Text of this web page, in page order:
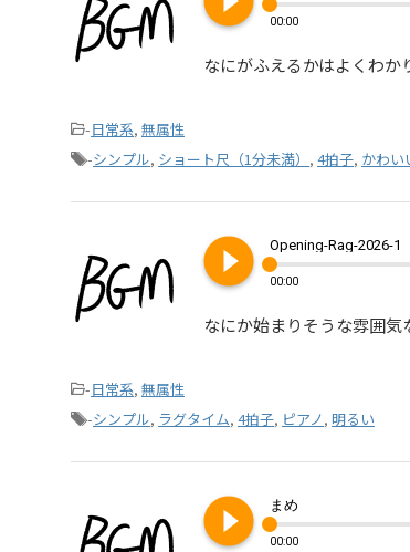
00:00
なにがふえるかはよくわか
-日常系, 無属性
-シンプル, ショート尺（1分未満） , 4拍子, かわい
play_circle_filled Opening-Rag-2026-1
00:00
なにか始まりそうな雰囲気
-日常系, 無属性
-シンプル, ラグタイム, 4拍子, ピアノ, 明るい
play_circle_filled まめ
00:00